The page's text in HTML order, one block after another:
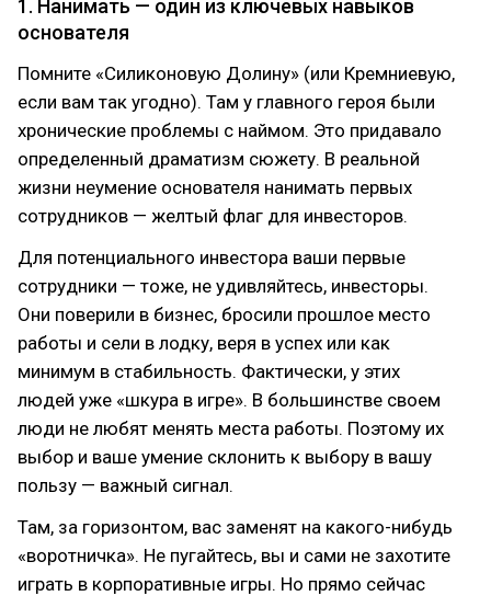
1. Нанимать — один из ключевых навыков
основателя
Помните «Силиконовую Долину» (или Кремниевую,
если вам так угодно). Там у главного героя были
хронические проблемы с наймом. Это придавало
определенный драматизм сюжету. В реальной
жизни неумение основателя нанимать первых
сотрудников — желтый флаг для инвесторов.
Для потенциального инвестора ваши первые
сотрудники — тоже, не удивляйтесь, инвесторы.
Они поверили в бизнес, бросили прошлое место
работы и сели в лодку, веря в успех или как
минимум в стабильность. Фактически, у этих
людей уже «шкура в игре». В большинстве своем
люди не любят менять места работы. Поэтому их
выбор и ваше умение склонить к выбору в вашу
пользу — важный сигнал.
Там, за горизонтом, вас заменят на какого-нибудь
«воротничка». Не пугайтесь, вы и сами не захотите
играть в корпоративные игры. Но прямо сейчас